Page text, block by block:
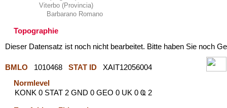
Viterbo (Provincia)
Barbarano Romano
Topographie
Dieser Datensatz ist noch nicht bearbeitet. Bitte haben Sie noch
BMLO 1010468 STAT ID
XAIT12056004
Normlevel
KONK 0 STAT 2 GND 0 GEO 0 UK 0 Ҩ 2